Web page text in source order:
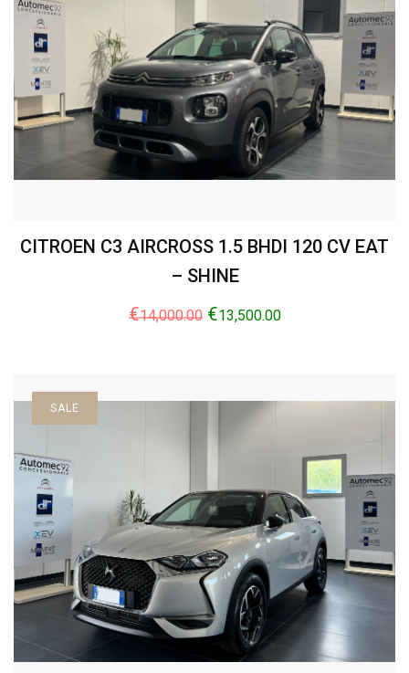
CITROEN C3 AIRCROSS 1.5 BHDI 120 CV EAT
– SHINE
€14,000.00 €13,500.00
SALE